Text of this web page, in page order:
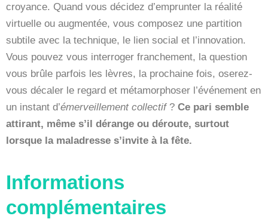
croyance. Quand vous décidez d’emprunter la réalité
virtuelle ou augmentée, vous composez une partition
subtile avec la technique, le lien social et l’innovation.
Vous pouvez vous interroger franchement, la question
vous brûle parfois les lèvres, la prochaine fois, oserez-
vous décaler le regard et métamorphoser l’événement en
un instant d’émerveillement collectif? Ce pari semble
attirant, même s’il dérange ou déroute, surtout
lorsque la maladresse s’invite à la fête.
Informations
complémentaires